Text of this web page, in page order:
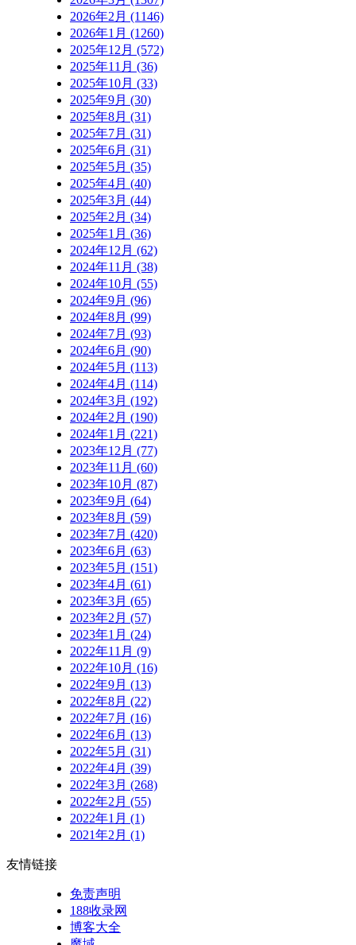
2026年2月 (1146)
2026年1月 (1260)
2025年12月 (572)
2025年11月 (36)
2025年10月 (33)
2025年9月 (30)
2025年8月 (31)
2025年7月 (31)
2025年6月 (31)
2025年5月 (35)
2025年4月 (40)
2025年3月 (44)
2025年2月 (34)
2025年1月 (36)
2024年12月 (62)
2024年11月 (38)
2024年10月 (55)
2024年9月 (96)
2024年8月 (99)
2024年7月 (93)
2024年6月 (90)
2024年5月 (113)
2024年4月 (114)
2024年3月 (192)
2024年2月 (190)
2024年1月 (221)
2023年12月 (77)
2023年11月 (60)
2023年10月 (87)
2023年9月 (64)
2023年8月 (59)
2023年7月 (420)
2023年6月 (63)
2023年5月 (151)
2023年4月 (61)
2023年3月 (65)
2023年2月 (57)
2023年1月 (24)
2022年11月 (9)
2022年10月 (16)
2022年9月 (13)
2022年8月 (22)
2022年7月 (16)
2022年6月 (13)
2022年5月 (31)
2022年4月 (39)
2022年3月 (268)
2022年2月 (55)
2022年1月 (1)
2021年2月 (1)
友情链接
免责声明
188收录网
博客大全